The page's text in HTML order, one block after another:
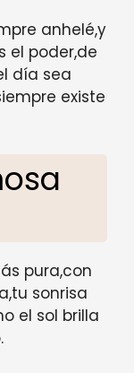
anhelé,y
el poder,de
día sea
existe
pura,con
sonrisa
el sol brilla